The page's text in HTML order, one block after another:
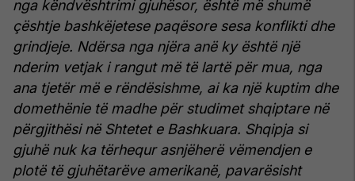
nga këndvështrimi gjuhësor, është më shumë
çështje bashkëjetese paqësore sesa konflikti dhe
grindjeje. Ndërsa nga njëra anë ky është një
nderim vetjak i rangut më të lartë për mua, nga
ana tjetër më e rëndësishme, ai ka një kuptim dhe
domethënie të madhe për studimet shqiptare në
përgjithësi në Shtetet e Bashkuara. Shqipja si
gjuhë nuk ka tërhequr asnjëherë vëmendjen e
plotë të gjuhëtarëve amerikanë, pavarësisht